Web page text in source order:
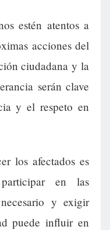
estén atentos a
acciones del
ciudadana y la
serán clave
y el respeto en
los afectados es
en las
y exigir
puede influir en